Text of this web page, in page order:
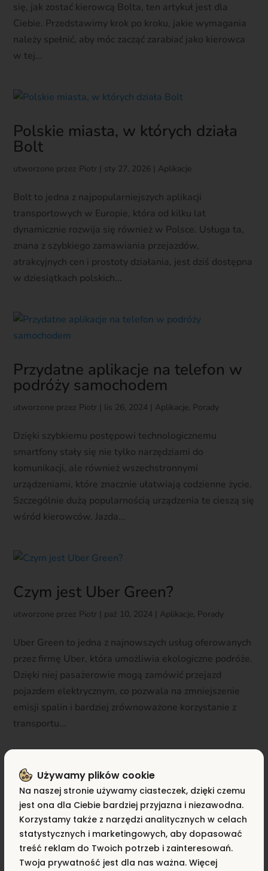
się, jak zostać kierowcą Bolta, ten artykuł jest dla
Ciebie. Przedstawimy krok po kroku, jakie wymagania
należy spełnić, aby móc zacząć zarabiać jako kierowca
w tej...
Polskie miasta, w których działa
Bolt
utworzone przez Piotr sty 27, 2026 Aplikacje
Bolt to jedna z najpopularniejszych aplikacji
transportowych w Europie, która od kilku lat
dynamicznie rozwija się również w Polsce. Usługa ta,
znana z szybkiego zamawiania przejazdów,
atrakcyjnych cen i prostoty działania, jest dziś dostępna
w dziesiątkach polskich...
Przydatne aplikacje na telefon w
podróży samochodem
utworzone przez Piotr lis 26, 2024 Aplikacje, Porady
Dzięki szybkiemu postępowi technologicznemu
smartfony stały się nie tylko narzędziami do
komunikacji, ale również wszechstronnymi
urządzeniami, które znacznie ułatwiają codzienne życie.
Szczególnie dużą popularnością urządzenia te cieszą się
wśród kierowców. Jazda...
Czym jest Uber Green?
utworzone przez Piotr paź 10, 2024 Aplikacje, Porady
Uber Green to jedna z najnowszych usług oferowanych
przez firmę Uber, która umożliwia ekologiczne podróże.
Dzięki niej pasażerowie mogą zamówić przejazd
pojazdem elektrycznym, co pozwala na zmniejszenie
emisji spalin i bardziej zrównoważone korzystanie z
transportu...
Uber bezpieczeństwo – jakich
zasad należy przestrzegać, będąc
kierowcą Ubera?
utworzone przezPiotr|paź 8, 2024| Aplikacje ,Porady
Używamy plików cookie
Na naszej stronie używamy ciasteczek, dzięki czemu
jest ona dla Ciebie bardziej przyjazna i niezawodna.
Korzystamy także z narzędzi analitycznych w celach
statystycznych i marketingowych, aby dopasować
treść reklam do Twoich potrzeb i zainteresowań.
Twoja prywatność jest dla nas ważna. Więcej